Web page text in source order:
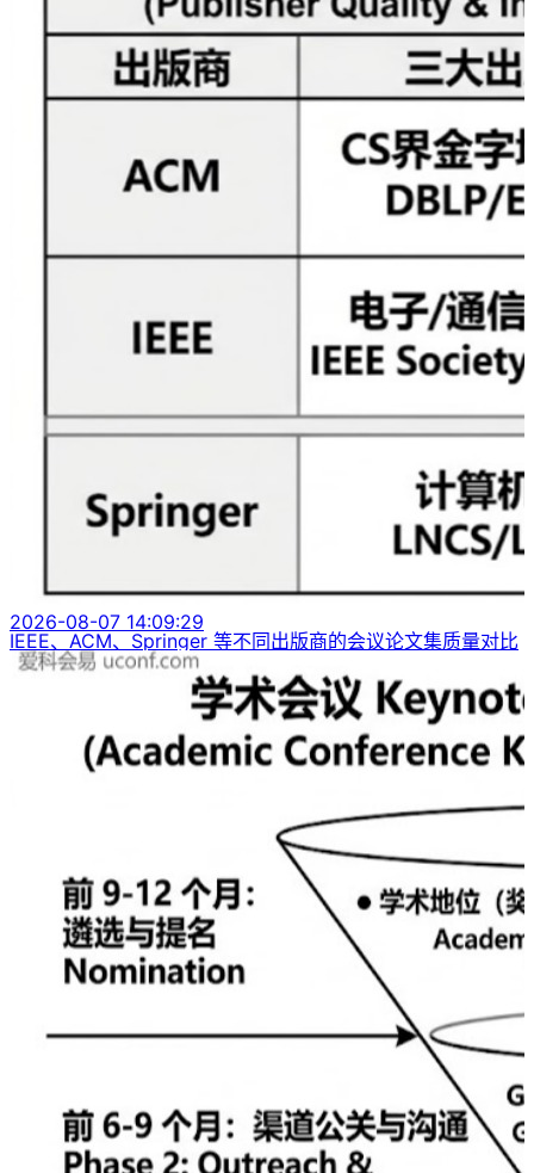
2026-08-07 14:09:29
IEEE、ACM、Springer 等不同出版商的会议论文集质量对比